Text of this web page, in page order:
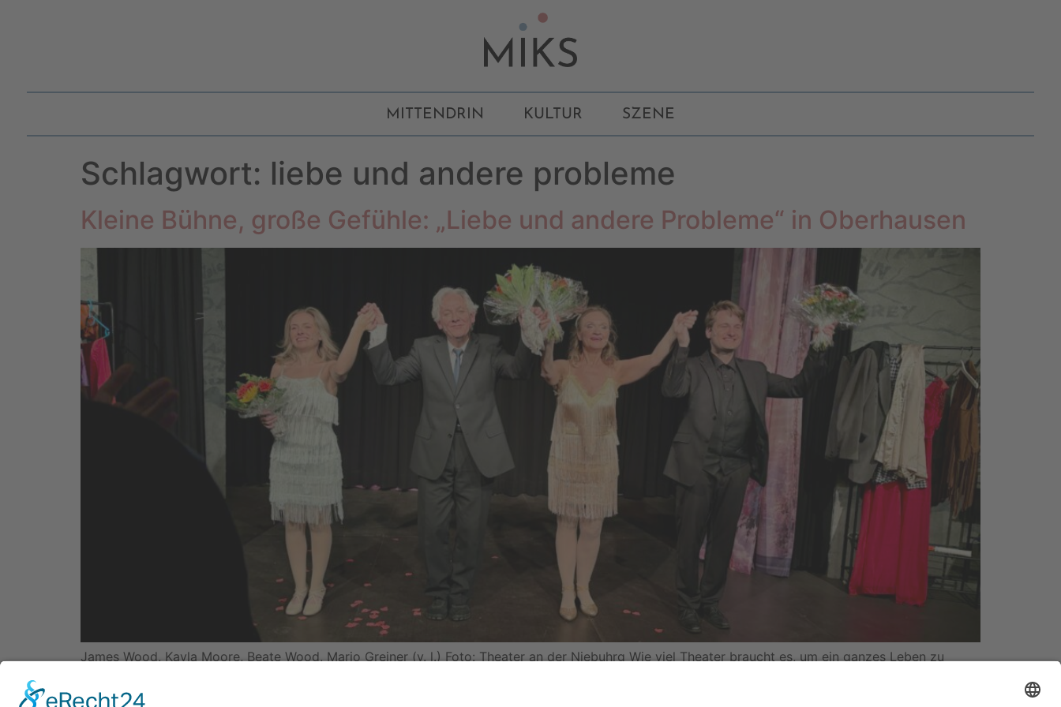
MITTENDRIN KULTUR SZENE
Schlagwort: liebe und andere probleme
Kleine Bühne, große Gefühle: „Liebe und andere Probleme“ in Oberhausen
James Wood, Kayla Moore, Beate Wood, Mario Greiner (v. l.) Foto: Theater an der Niebuhrg Wie viel Theater braucht es, um ein ganzes Leben zu
kleine Bühne und ein Thema, das wohl jeden Menschen betrifft: die […]